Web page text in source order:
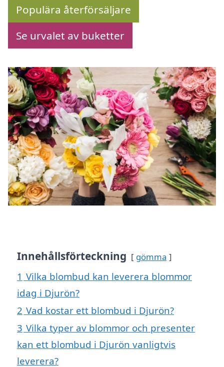
Populära återförsäljare
Se urvalet av buketter
Innehållsförteckning gömma
1 Vilka blombud kan leverera blommor
idag i Djurön?
2 Vad kostar ett blombud i Djurön?
3 Vilka typer av blommor och presenter
kan ett blombud i Djurön vanligtvis
leverera?